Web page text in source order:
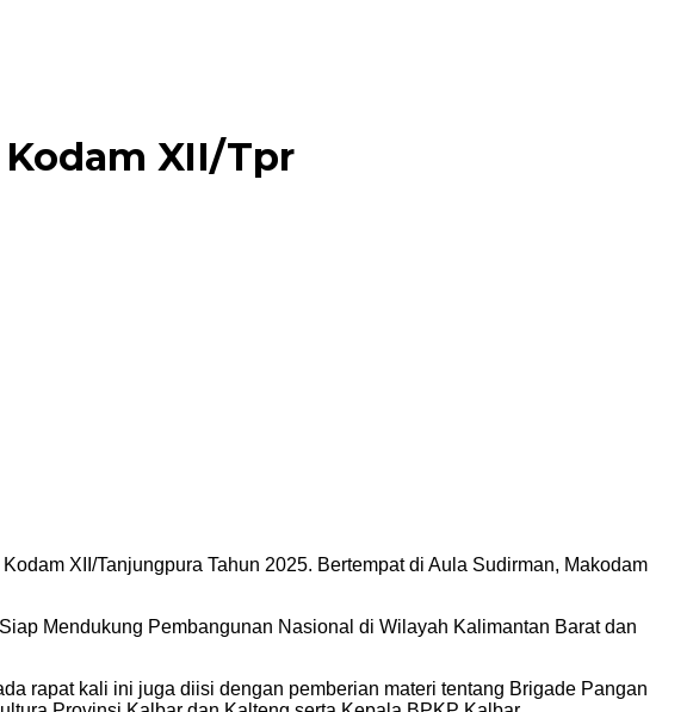
XII/Tpr
XII/Tanjungpura Tahun 2025. Bertempat di Aula Sudirman, Makodam
Mendukung Pembangunan Nasional di Wilayah Kalimantan Barat dan
rapat kali ini juga diisi dengan pemberian materi tentang Brigade Pangan